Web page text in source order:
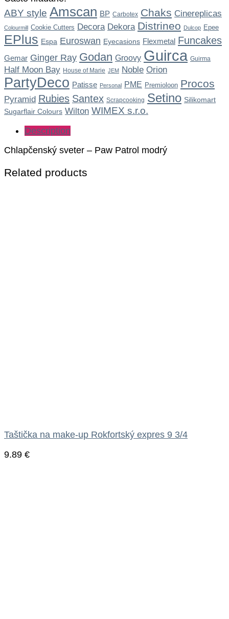
ABY style Amscan BP Carbotex Chaks Cinereplicas
Colourmill Cookie Cutters Decora Dekora Distrineo Dulcop Epee
EPlus Espa Euroswan Eyecasions Flexmetal Funcakes
Gemar Ginger Ray Godan Groovy Guirca Guirma
Half Moon Bay House of Marie JEM Noble Orion
PartyDeco Patisse Personal PME Premioloon Procos
Pyramid Rubies Santex Scrapcooking Setino Silikomart
Sugarflair Colours Wilton WIMEX s.r.o.
Description
Chlapčenský sveter – Paw Patrol modrý
Related products
Taštička na make-up Rokfortský expres 9 3/4
9.89 €